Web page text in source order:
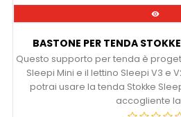

BASTONE PER TENDA
Questo supporto per tenda è
Sleepi Mini e il lettino Sleepi V3 e
potrai usare la tenda Stokke
accogliente